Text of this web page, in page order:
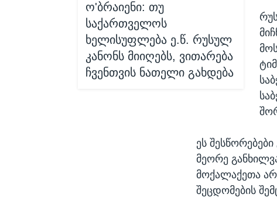
ო'ბრაიენი: თუ
საქართველოს
ხელისუფლება ე.წ. რუსულ
კანონს მიიღებს, ვითარება
ჩვენთვის ნათელი გახდება
ეს
მეორე
მოქალაქეთა
შეცდომების